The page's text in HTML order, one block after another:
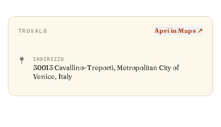
TROVALO Apri in Maps ↗
INDIRIZZO
30013 Cavallino-Treporti, Metropolitan City of
Venice, Italy